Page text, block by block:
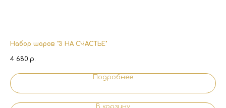
Набор шаров "3 НА СЧАСТЬЕ"
4 680 р.
Подробнее